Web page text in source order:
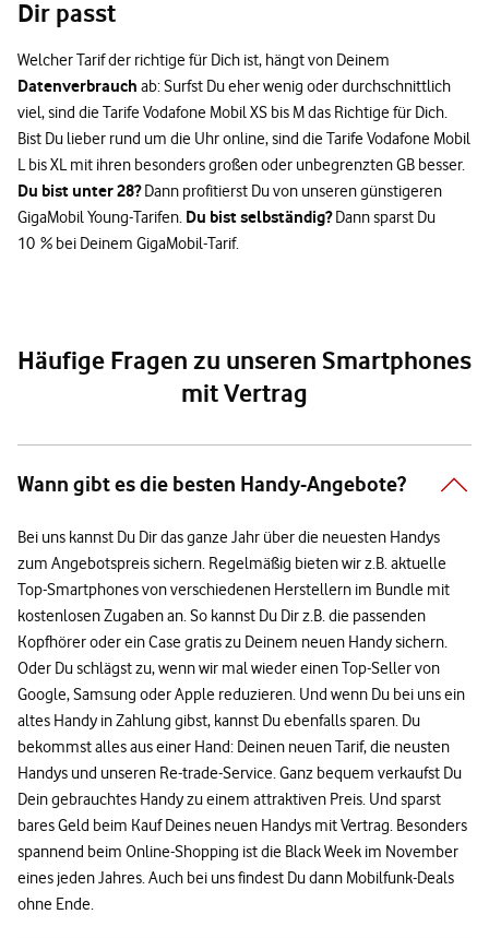
Dir passt
Welcher Tarif der richtige für Dich ist, hängt von Deinem
Datenverbrauch ab: Surfst Du eher wenig oder durchschnittlich
viel, sind die Tarife Vodafone Mobil XS bis M das Richtige für Dich.
Bist Du lieber rund um die Uhr online, sind die Tarife Vodafone Mobil
L bis XL mit ihren besonders großen oder unbegrenzten GB besser.
Du bist unter 28?Dann profitierst Du von unseren günstigeren
GigaMobil Young-Tarifen. Du bist selbständig?Dann sparst Du
10 % bei Deinem GigaMobil-Tarif.
Häufige Fragen zu unseren Smartphones
mit Vertrag
Wann gibt es die besten Handy-Angebote?
Bei uns kannst Du Dir das ganze Jahr über die neuesten Handys
zum Angebotspreis sichern. Regelmäßig bieten wir z.B. aktuelle
Top-Smartphones von verschiedenen Herstellern im Bundle mit
kostenlosen Zugaben an. So kannst Du Dir z.B. die passenden
Kopfhörer oder ein Case gratis zu Deinem neuen Handy sichern.
Oder Du schlägst zu, wenn wir mal wieder einen Top-Seller von
Google, Samsung oder Apple reduzieren. Und wenn Du bei uns ein
altes Handy in Zahlung gibst, kannst Du ebenfalls sparen. Du
bekommst alles aus einer Hand: Deinen neuen Tarif, die neusten
Handys und unseren Re-trade-Service. Ganz bequem verkaufst Du
Dein gebrauchtes Handy zu einem attraktiven Preis. Und sparst
bares Geld beim Kauf Deines neuen Handys mit Vertrag. Besonders
spannend beim Online-Shopping ist die Black Week im November
eines jeden Jahres. Auch bei uns findest Du dann Mobilfunk-Deals
ohne Ende.